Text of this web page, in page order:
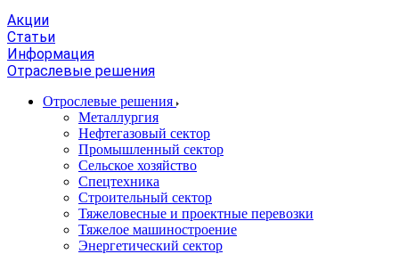
Акции
Статьи
Информация
Отраслевые решения
Отрослевые решения
Металлургия
Нефтегазовый сектор
Промышленный сектор
Сельское хозяйство
Спецтехника
Строительный сектор
Тяжеловесные и проектные перевозки
Тяжелое машиностроение
Энергетический сектор